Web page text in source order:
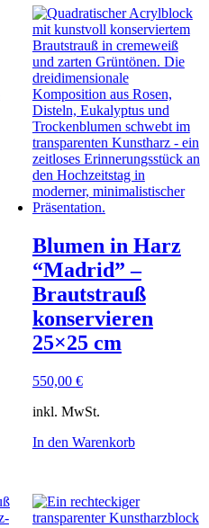
Blumen in Harz
“Madrid” –
Brautstrauß
konservieren
25×25 cm
550,00 €
inkl. MwSt.
In den Warenkorb